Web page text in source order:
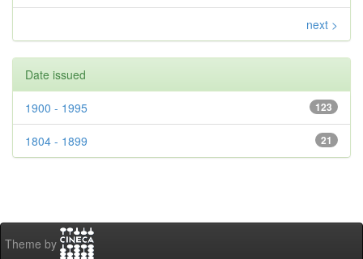
next >
Date issued
123
1900 - 1995
21
1804 - 1899
Theme by